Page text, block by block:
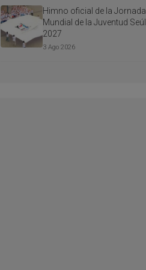
Himno oficial de la Jornada
Mundial de la Juventud Seúl
2027
3 Ago 2026